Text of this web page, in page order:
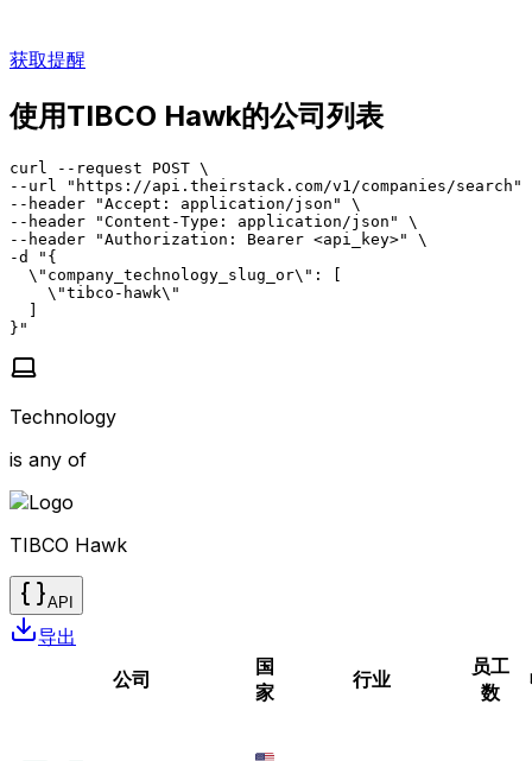
获取提醒
使用TIBCO Hawk的公司列表
curl --request POST \
--url "https://api.theirstack.com/v1/companies/search"
--header "Accept: application/json" \
--header "Content-Type: application/json" \
--header "Authorization: Bearer <api_key>" \
-d "{
  \"company_technology_slug_or\": [
    \"tibco-hawk\"
  ]
}"
Technology
is any of
TIBCO Hawk
API
导出
公司
国
家
行业
员工
数